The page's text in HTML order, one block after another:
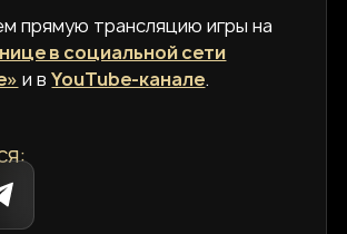
прямую трансляцию игры на
в социальной сети
и вYouTube-канале.